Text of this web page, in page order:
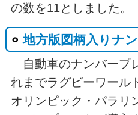
の数を11としました。
地方版図柄入りナ
自動車のナンバープ
れまでラグビーワール
オリンピック・パラリ